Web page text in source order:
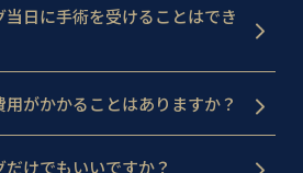
当日に手術を受けることはでき
がかかることはありますか？